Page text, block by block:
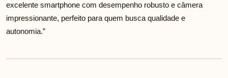
excelente smartphone com desempenho robusto e câmera
impressionante, perfeito para quem busca qualidade e
autonomia.”